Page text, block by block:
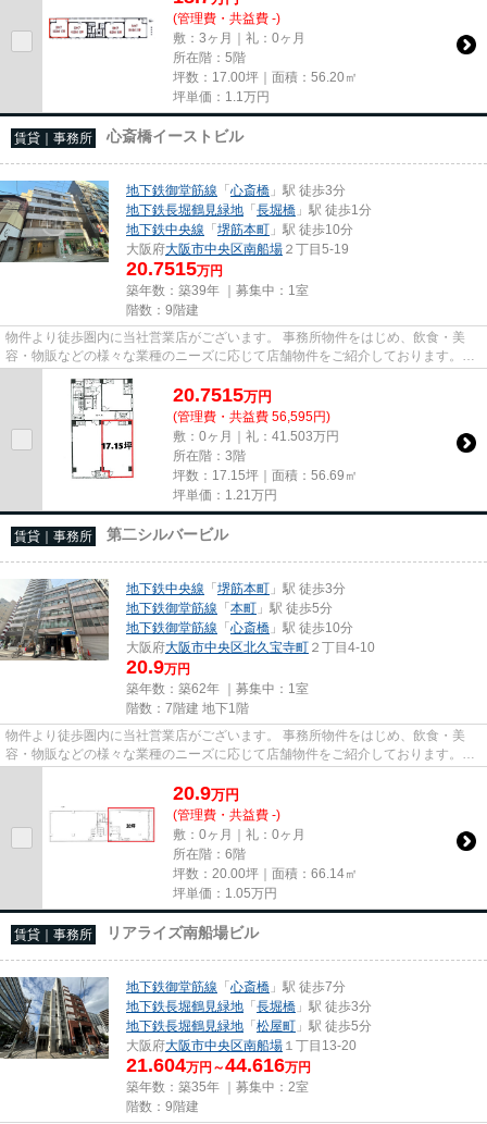
(管理費・共益費 -)
敷：3ヶ月｜礼：0ヶ月
所在階：5階
坪数：17.00坪｜面積：56.20㎡
坪単価： 1.1 万円
賃貸｜事務所 心斎橋イーストビル
地下鉄御堂筋線 「心斎橋 」駅 徒歩3分
地下鉄長堀鶴見緑地 「長堀橋 」駅 徒歩1分
地下鉄中央線 「堺筋本町 」駅 徒歩10分
大阪府大阪市中央区南船場 ２丁目5-19
20.7515万円
築年数：築39年 ｜募集中： 1室
階数：9階建
物件より徒歩圏内に当社営業店がございます。 事務所物件をはじめ、飲食・美
容・物販などの様々な業種のニーズに応じて店舗物件をご紹介しております。
尚、弊社ではおとり広告は一切...
20.7515万円
(管理費・共益費 56,595円)
敷：0ヶ月｜礼：41.503万円
所在階：3階
坪数：17.15坪｜面積：56.69㎡
坪単価： 1.21 万円
賃貸｜事務所 第二シルバービル
地下鉄中央線 「堺筋本町 」駅 徒歩3分
地下鉄御堂筋線 「本町 」駅 徒歩5分
地下鉄御堂筋線 「心斎橋 」駅 徒歩10分
大阪府大阪市中央区北久宝寺町 ２丁目4-10
20.9万円
築年数：築62年 ｜募集中： 1室
階数：7階建 地下1階
物件より徒歩圏内に当社営業店がございます。 事務所物件をはじめ、飲食・美
容・物販などの様々な業種のニーズに応じて店舗物件をご紹介しております。
尚、弊社ではおとり広告は一切...
20.9万円
(管理費・共益費 -)
敷：0ヶ月｜礼：0ヶ月
所在階：6階
坪数：20.00坪｜面積：66.14㎡
坪単価： 1.05万円
賃貸｜事務所 リアライズ南船場ビル
地下鉄御堂筋線 「心斎橋 」駅 徒歩7分
地下鉄長堀鶴見緑地 「長堀橋 」駅 徒歩3分
地下鉄長堀鶴見緑地 「松屋町 」駅 徒歩5分
大阪府大阪市中央区南船場 １丁目13-20
21.604万円～44.616万円
築年数：築35年 ｜募集中： 2室
階数：9階建